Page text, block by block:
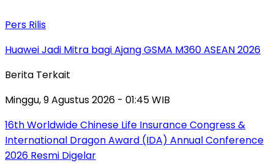
Pers Rilis
Huawei Jadi Mitra bagi Ajang GSMA M360 ASEAN 2026
Berita Terkait
Minggu, 9 Agustus 2026 - 01:45 WIB
16th Worldwide Chinese Life Insurance Congress &
International Dragon Award (IDA) Annual Conference
2026 Resmi Digelar